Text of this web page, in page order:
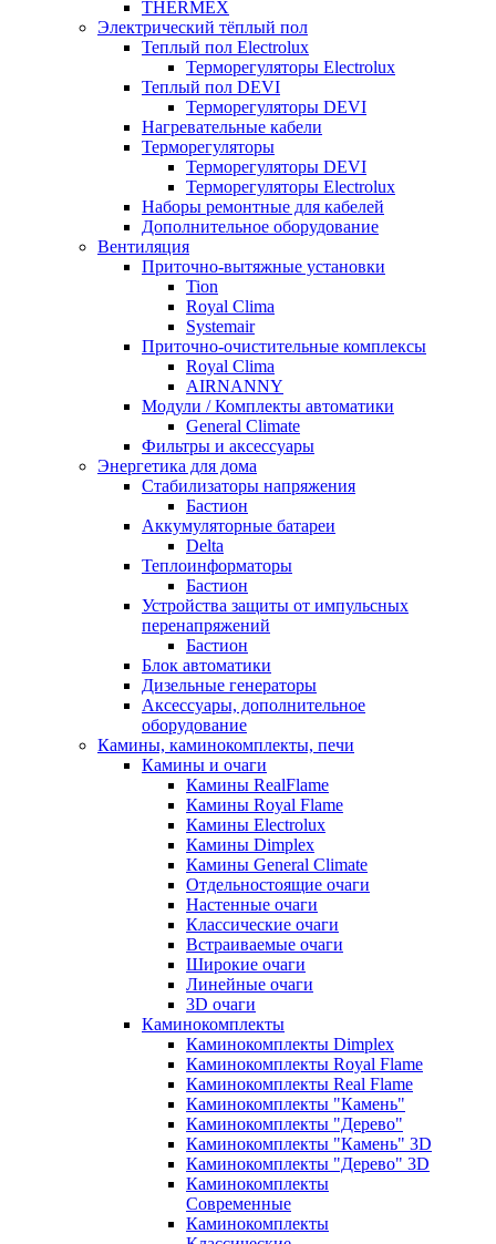
THERMEX
Электрический тёплый пол
Теплый пол Electrolux
Терморегуляторы Electrolux
Теплый пол DEVI
Терморегуляторы DEVI
Нагревательные кабели
Терморегуляторы
Терморегуляторы DEVI
Терморегуляторы Electrolux
Наборы ремонтные для кабелей
Дополнительное оборудование
Вентиляция
Приточно-вытяжные установки
Tion
Royal Clima
Systemair
Приточно-очистительные комплексы
Royal Clima
AIRNANNY
Модули / Комплекты автоматики
General Climate
Фильтры и аксессуары
Энергетика для дома
Стабилизаторы напряжения
Бастион
Аккумуляторные батареи
Delta
Теплоинформаторы
Бастион
Устройства защиты от импульсных
перенапряжений
Бастион
Блок автоматики
Дизельные генераторы
Аксессуары, дополнительное
оборудование
Камины, каминокомплекты, печи
Камины и очаги
Камины RealFlame
Камины Royal Flame
Камины Electrolux
Камины Dimplex
Камины General Climate
Отдельностоящие очаги
Настенные очаги
Классические очаги
Встраиваемые очаги
Широкие очаги
Линейные очаги
3D очаги
Каминокомплекты
Каминокомплекты Dimplex
Каминокомплекты Royal Flame
Каминокомплекты Real Flame
Каминокомплекты "Камень"
Каминокомплекты "Дерево"
Каминокомплекты "Камень" 3D
Каминокомплекты "Дерево" 3D
Каминокомплекты
Современные
Каминокомплекты